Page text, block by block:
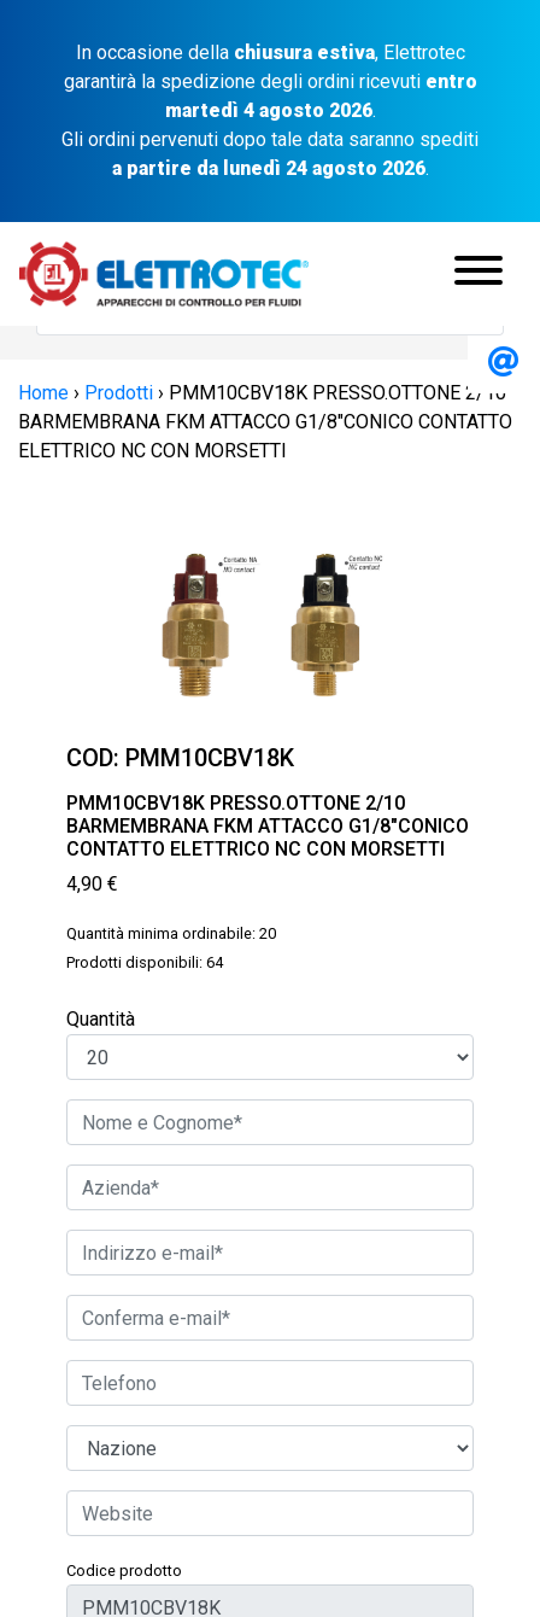
In occasione della chiusura estiva, Elettrotec
garantirà la spedizione degli ordini ricevuti entro
martedì 4 agosto 2026.
Gli ordini pervenuti dopo tale data saranno spediti
a partire da lunedì 24 agosto 2026.
Home › Prodotti › PMM10CBV18K PRESSO.OTTONE 2/10
BARMEMBRANA FKM ATTACCO G1/8″CONICO CONTATTO
ELETTRICO NC CON MORSETTI
COD: PMM10CBV18K
PMM10CBV18K PRESSO.OTTONE 2/10
BARMEMBRANA FKM ATTACCO G1/8″CONICO
CONTATTO ELETTRICO NC CON MORSETTI
4,90 €
Quantità minima ordinabile: 20
Prodotti disponibili: 64
Quantità
Codice prodotto